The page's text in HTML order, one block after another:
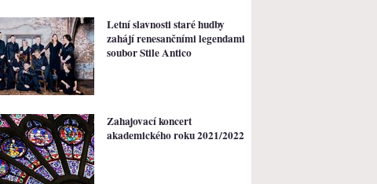
Letní slavnosti staré hudby
zahájí renesančními legendami
soubor Stile Antico
Zahajovací koncert
akademického roku 2021/2022